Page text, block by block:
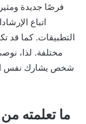
فرصًا جديدة
اتباع
التطبيقات. كما قد
مختلفة. لذا،
شخص يشارك نفس
ما تعلمته